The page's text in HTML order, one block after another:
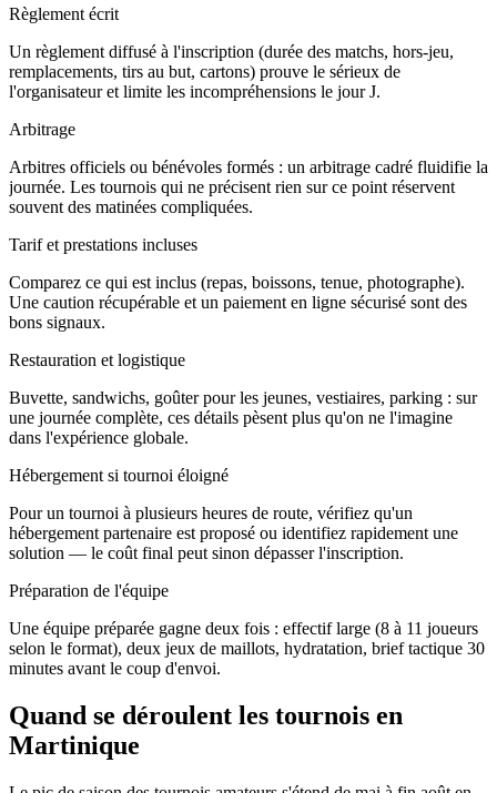
Règlement écrit
Un règlement diffusé à l'inscription (durée des matchs, hors-jeu,
remplacements, tirs au but, cartons) prouve le sérieux de
l'organisateur et limite les incompréhensions le jour J.
Arbitrage
Arbitres officiels ou bénévoles formés : un arbitrage cadré fluidifie la
journée. Les tournois qui ne précisent rien sur ce point réservent
souvent des matinées compliquées.
Tarif et prestations incluses
Comparez ce qui est inclus (repas, boissons, tenue, photographe).
Une caution récupérable et un paiement en ligne sécurisé sont des
bons signaux.
Restauration et logistique
Buvette, sandwichs, goûter pour les jeunes, vestiaires, parking : sur
une journée complète, ces détails pèsent plus qu'on ne l'imagine
dans l'expérience globale.
Hébergement si tournoi éloigné
Pour un tournoi à plusieurs heures de route, vérifiez qu'un
hébergement partenaire est proposé ou identifiez rapidement une
solution — le coût final peut sinon dépasser l'inscription.
Préparation de l'équipe
Une équipe préparée gagne deux fois : effectif large (8 à 11 joueurs
selon le format), deux jeux de maillots, hydratation, brief tactique 30
minutes avant le coup d'envoi.
Quand se déroulent les tournois en
Martinique